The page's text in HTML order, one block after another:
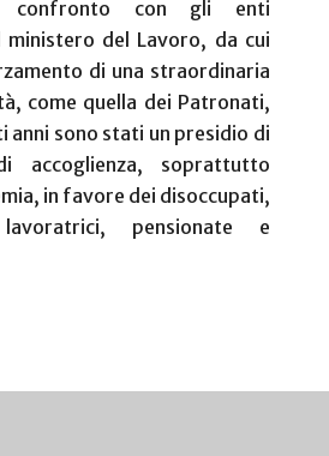
confronto con gli enti
ministero del Lavoro, da cui
di una straordinaria
come quella dei Patronati,
anni sono stati un presidio di
accoglienza, soprattutto
in favore dei disoccupati,
pensionate e